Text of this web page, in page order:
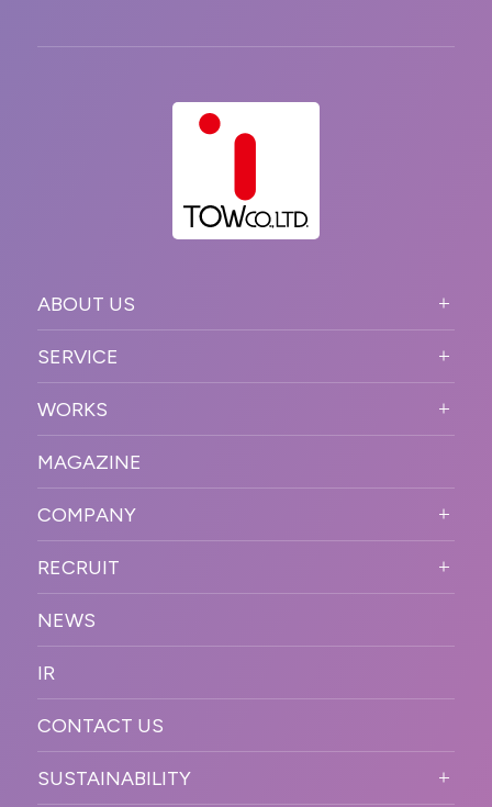
ABOUT US
PURPOSE
VISION
OUR DNA
SERVICE
STRONG POINT
BUSINESS DOMAIN
SOLUTION
WORKFLOW
WORKS
オンラインイベント
SNSプロモーション
プラットフォーム販
促
デジタル制作・映像
制作
PR
カンファレンス・展示会・アワ
ESPORTS・ゲームプロモーシ
MAGAZINE
COMPANY
COMPANY INFORMATION
MESSAGE
OFFICER
ACCESS
ORGANIZATION CHART
HISTORY
RECRUIT
新卒採用
キャリア採用
NEWS
IR
CONTACT US
SUSTAINABILITY